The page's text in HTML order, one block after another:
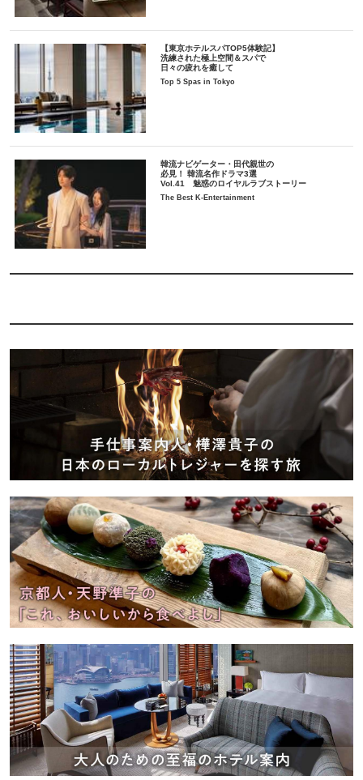
【東京ホテルスパTOP5体験記】
洗練された極上空間＆スパで
日々の疲れを癒して
Top 5 Spas in Tokyo
韓流ナビゲーター・田代親世の
必見！ 韓流名作ドラマ3選
Vol.41 魅惑のロイヤルラブストーリー
The Best K-Entertainment